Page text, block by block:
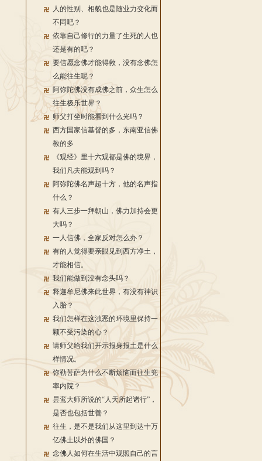
人的性别、相貌也是随业力变化而
不同吧？
依靠自己修行的力量了生死的人也
还是有的吧？
要信愿念佛才能得救，没有念佛怎
么能往生呢？
阿弥陀佛没有成佛之前，众生怎么
往生极乐世界？
师父打坐时能看到什么光吗？
西方国家信基督的多，东南亚信佛
教的多
《观经》里十六观都是佛的境界，
我们凡夫能观到吗？
阿弥陀佛名声超十方，他的名声指
什么？
有人三步一拜朝山，佛力加持会更
大吗？
一人信佛，全家反对怎么办？
有的人觉得要亲眼见到西方净土，
才能相信。
我们能做到没有念头吗？
释迦牟尼佛来此世界，有没有神识
入胎？
我们怎样在这浊恶的环境里保持一
颗不受污染的心？
请师父给我们开示报身报土是什么
样情况。
弥勒菩萨为什么不断烦恼而往生兜
率内院？
昙鸾大师所说的“人天所起诸行”，
是否也包括世善？
往生，是不是我们从这里到达十万
亿佛土以外的佛国？
念佛人如何在生活中观照自己的言